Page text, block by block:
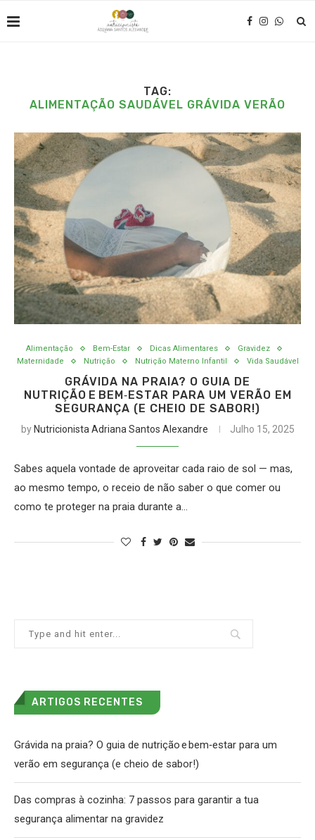
TAG:
ALIMENTAÇÃO SAUDÁVEL GRÁVIDA VERÃO
Alimentação Bem-Estar Dicas Alimentares
Gravidez
Maternidade
Nutrição Nutrição Materno Infantil Vida Saudável
GRÁVIDA NA PRAIA? O GUIA DE
NUTRIÇÃO E BEM‑ESTAR PARA UM VERÃO EM
SEGURANÇA (E CHEIO DE SABOR!)
by Nutricionista Adriana Santos Alexandre Julho 15, 2025
Sabes aquela vontade de aproveitar cada raio de sol — mas,
ao mesmo tempo, o receio de não saber o que comer ou
como te proteger na praia durante a…
ARTIGOS RECENTES
Grávida na praia? O guia de nutrição e bem‑estar para um
verão em segurança (e cheio de sabor!)
Das compras à cozinha: 7 passos para garantir a tua
segurança alimentar na gravidez